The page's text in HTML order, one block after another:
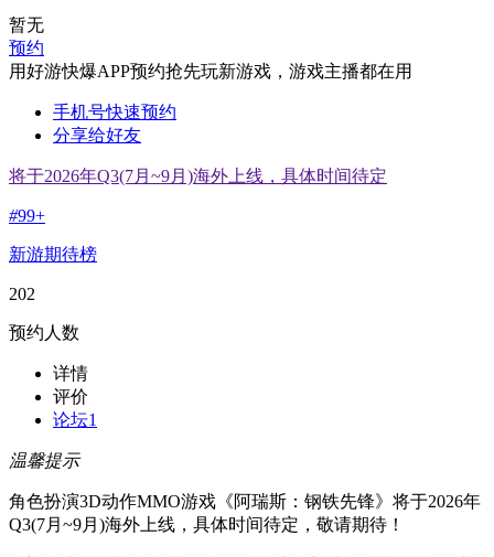
暂无
预约
用好游快爆APP预约抢先玩新游戏，游戏主播都在用
手机号快速预约
分享给好友
将于2026年Q3(7月~9月)海外上线，具体时间待定
#99+
新游期待榜
202
预约人数
详情
评价
论坛1
温馨提示
角色扮演3D动作MMO游戏《阿瑞斯：钢铁先锋》将于2026年
Q3(7月~9月)海外上线，具体时间待定，敬请期待！